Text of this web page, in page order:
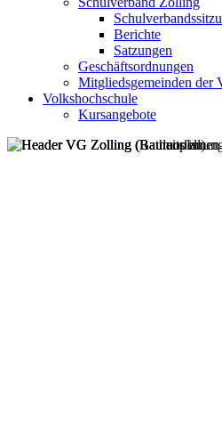
Berichte
Satzungen
Geschäftsordnungen
Mitgliedsgemeinden der
Volkshochschule
Kursangebote